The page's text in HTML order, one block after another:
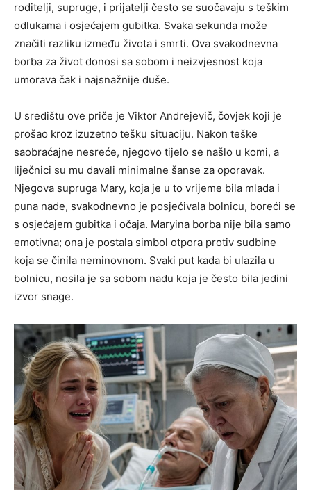
roditelji, supruge, i prijatelji često se suočavaju s teškim
odlukama i osjećajem gubitka. Svaka sekunda može
značiti razliku između života i smrti. Ova svakodnevna
borba za život donosi sa sobom i neizvjesnost koja
umorava čak i najsnažnije duše.
U središtu ove priče je Viktor Andrejevič, čovjek koji je
prošao kroz izuzetno tešku situaciju. Nakon teške
saobraćajne nesreće, njegovo tijelo se našlo u komi, a
liječnici su mu davali minimalne šanse za oporavak.
Njegova supruga Mary, koja je u to vrijeme bila mlada i
puna nade, svakodnevno je posjećivala bolnicu, boreći se
s osjećajem gubitka i očaja. Maryina borba nije bila samo
emotivna; ona je postala simbol otpora protiv sudbine
koja se činila neminovnom. Svaki put kada bi ulazila u
bolnicu, nosila je sa sobom nadu koja je često bila jedini
izvor snage.